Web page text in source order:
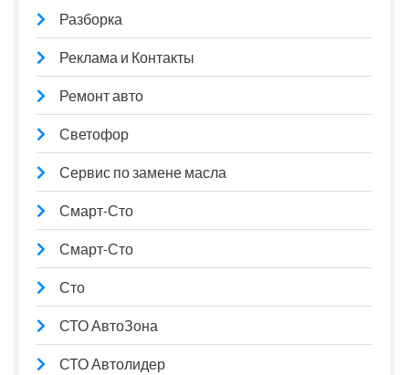
Разборка
Реклама и Контакты
Ремонт авто
Светофор
Сервис по замене масла
Смарт-Сто
Смарт-Сто
Сто
СТО АвтоЗона
СТО Автолидер